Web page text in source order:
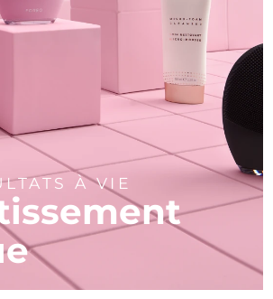
À VIE